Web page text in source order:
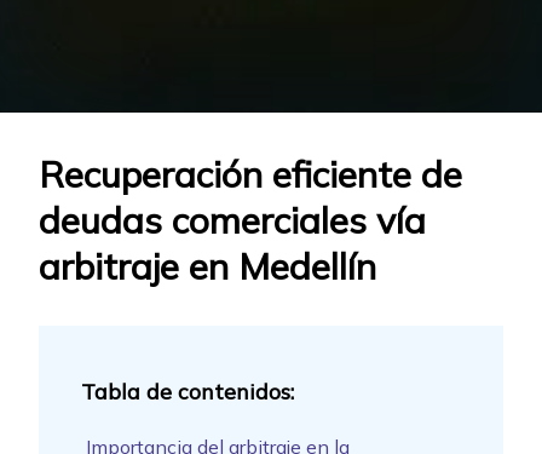
Recuperación eficiente de
deudas comerciales vía
arbitraje en Medellín
Importancia del arbitraje en la